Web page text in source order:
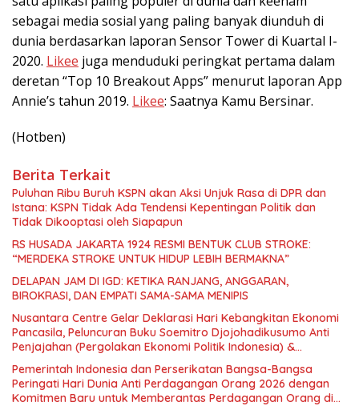
sebagai media sosial yang paling banyak diunduh di
dunia berdasarkan laporan Sensor Tower di Kuartal I-
2020. Likee juga menduduki peringkat pertama dalam
deretan “Top 10 Breakout Apps” menurut laporan App
Annie’s tahun 2019. Likee: Saatnya Kamu Bersinar.
(Hotben)
Berita Terkait
Puluhan Ribu Buruh KSPN akan Aksi Unjuk Rasa di DPR dan
Istana: KSPN Tidak Ada Tendensi Kepentingan Politik dan
Tidak Dikooptasi oleh Siapapun
RS HUSADA JAKARTA 1924 RESMI BENTUK CLUB STROKE:
“MERDEKA STROKE UNTUK HIDUP LEBIH BERMAKNA”
DELAPAN JAM DI IGD: KETIKA RANJANG, ANGGARAN,
BIROKRASI, DAN EMPATI SAMA-SAMA MENIPIS
Nusantara Centre Gelar Deklarasi Hari Kebangkitan Ekonomi
Pancasila, Peluncuran Buku Soemitro Djojohadikusumo Anti
Penjajahan (Pergolakan Ekonomi Politik Indonesia) &
Simposium Nasional “Urgensi Undang-Undang Perekonomian
Nasional dan Kesejahteraan Sosial dalam Menata Bangsa
Menuju Indonesia Emas 2045”,
Pemerintah Indonesia dan Perserikatan Bangsa-Bangsa
Peringati Hari Dunia Anti Perdagangan Orang 2026 dengan
Komitmen Baru untuk Memberantas Perdagangan Orang di